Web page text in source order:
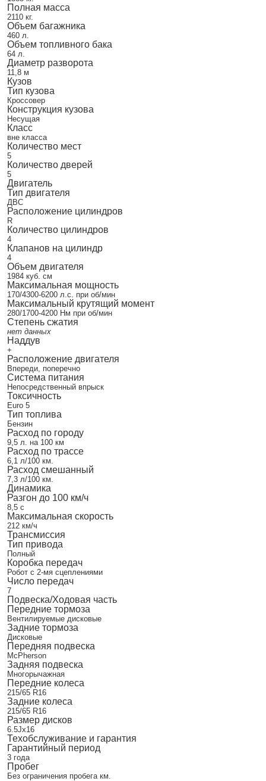
Полная масса
2110 кг.
Объем багажника
460 л.
Объем топливного бака
64 л.
Диаметр разворота
11,8 м
Кузов
Тип кузова
Кроссовер
Конструкция кузова
Несущая
Класс
вне класса
Количество мест
5
Количество дверей
5
Двигатель
Тип двигателя
ДВС
Расположение цилиндров
R
Количество цилиндров
4
Клапанов на цилиндр
4
Объем двигателя
1984 куб. см
Максимальная мощность
170/4300-6200 л.с. при об/мин
Максимальный крутящий момент
280/1700-4200 Нм при об/мин
Степень сжатия
нет данных
Наддув
+
Расположение двигателя
Впереди, поперечно
Система питания
Непосредственный впрыск
Токсичность
Euro 5
Тип топлива
Бензин
Расход по городу
9,5 л. на 100 км
Расход по трассе
6,1 л/100 км.
Расход смешанный
7,3 л/100 км.
Динамика
Разгон до 100 км/ч
8,5 с
Максимальная скорость
212 км/ч
Трансмиссия
Тип привода
Полный
Коробка передач
Робот с 2-мя сцеплениями
Число передач
7
Подвеска/Ходовая часть
Передние тормоза
Вентилируемые дисковые
Задние тормоза
Дисковые
Передняя подвеска
McPherson
Задняя подвеска
Многорычажная
Передние колеса
215/65 R16
Задние колеса
215/65 R16
Размер дисков
6.5Jx16
Техобслуживание и гарантия
Гарантийный период
3 года
Пробег
Без ограничения пробега км.